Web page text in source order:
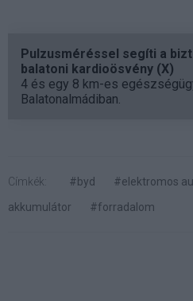
Pulzusméréssel segíti a
balatoni kardioösvény (X)
4 és egy 8 km-es
Balatonalmádiban.
Címkék: #byd #elektromos
akkumulátor
#forradalom